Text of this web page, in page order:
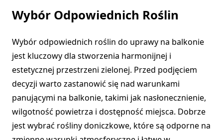
Wybór Odpowiednich Roślin
Wybór odpowiednich roślin do uprawy na balkonie
jest kluczowy dla stworzenia harmonijnej i
estetycznej przestrzeni zielonej. Przed podjęciem
decyzji warto zastanowić się nad warunkami
panującymi na balkonie, takimi jak nasłonecznienie,
wilgotność powietrza i dostępność miejsca. Dobrze
jest wybrać rośliny doniczkowe, które są odporne na